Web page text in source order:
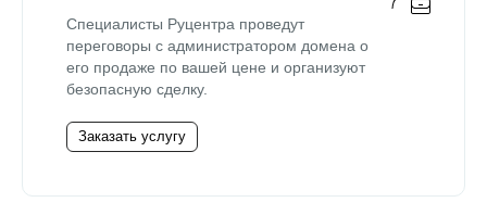
Специалисты Руцентра проведут
переговоры с администратором домена о
его продаже по вашей цене и организуют
безопасную сделку.
Заказать услугу